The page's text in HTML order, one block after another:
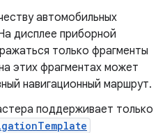
автомобильных
дисплее приборной
только фрагменты
этих фрагментах может
навигационный маршрут.
поддерживает только